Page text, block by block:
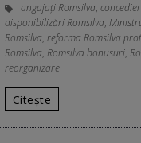
angajați Romsilva,
disponibilizări Romsilva,
Romsilva, reforma Romsilva
Romsilva, Romsilva bonusuri,
reorganizare
Citește